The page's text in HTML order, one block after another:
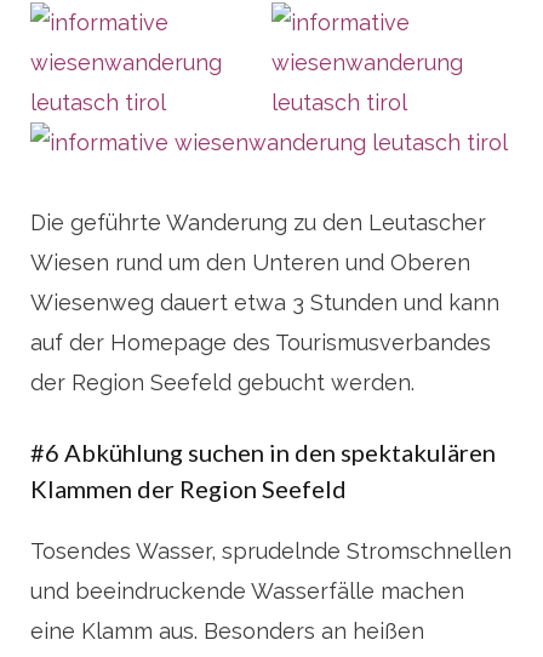
Die geführte Wanderung zu den Leutascher
Wiesen rund um den Unteren und Oberen
Wiesenweg dauert etwa 3 Stunden und kann
auf der Homepage des Tourismusverbandes
der Region Seefeld gebucht werden.
#6 Abkühlung suchen in den spektakulären
Klammen der Region Seefeld
Tosendes Wasser, sprudelnde Stromschnellen
und beeindruckende Wasserfälle machen
eine Klamm aus. Besonders an heißen